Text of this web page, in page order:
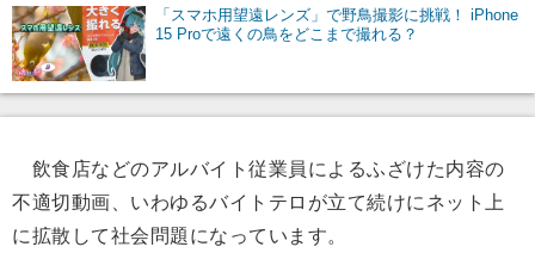
「スマホ用望遠レンズ」で野鳥撮影に挑戦！ iPhone
15 Proで遠くの鳥をどこまで撮れる？
飲食店などのアルバイト従業員によるふざけた内容の
不適切動画、いわゆるバイトテロが立て続けにネット上
に拡散して社会問題になっています。